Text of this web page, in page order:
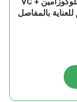
بالمفاصل